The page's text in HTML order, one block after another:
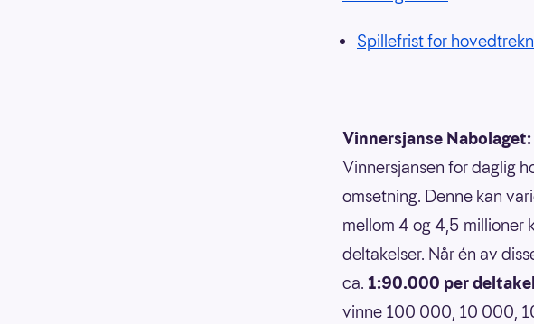
Spillefrist for
Vinnersjanse Nabolaget:
Vinnersjansen for daglig
omsetning. Denne kan
mellom 4 og 4,5
deltakelser. Når én av
ca. 1:90.000 per
vinne 100 000, 10 000,